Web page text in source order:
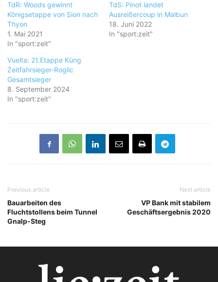
TdR: Woods gewinnt
Königsetappe von Sion nach
Thyon
1. Mai 2021
In "sport:zeit"
TdS: Pinot landet
Ausreißercoup in Malbun
18. Juni 2022
In "sport:zeit"
Vuelta: 21.Etappe Küng
Zeitfahrsieger-Roglic
Gesamtsieger
8. September 2024
In "sport:zeit"
Previous article
Bauarbeiten des
Fluchtstollens beim Tunnel
Gnalp-Steg
Next article
VP Bank mit stabilem
Geschäftsergebnis 2020